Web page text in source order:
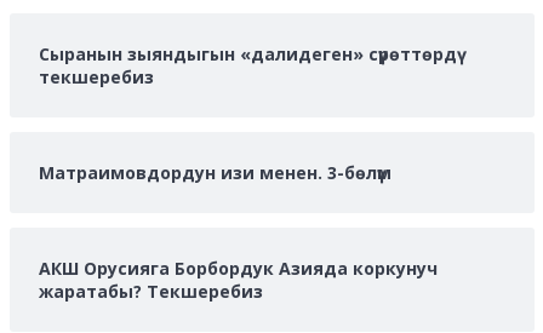
Сыранын зыяндыгын «далидеген» сүрөттөрдү
текшеребиз
Матраимовдордун изи менен. 3-бөлүм
АКШ Орусияга Борбордук Азияда коркунуч
жаратабы? Текшеребиз